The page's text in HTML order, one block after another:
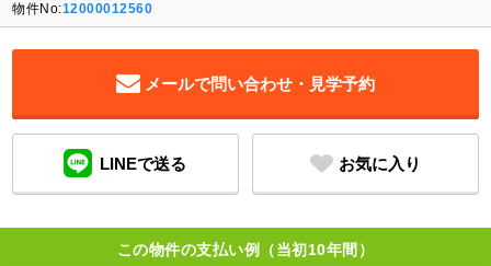
物件No:12000012560
メールで問い合わせ・見学予約
LINEで送る お気に入り
この物件の支払い例（当初10年間）